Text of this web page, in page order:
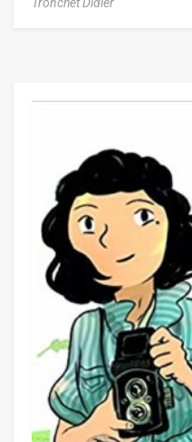
Tronchet Didier